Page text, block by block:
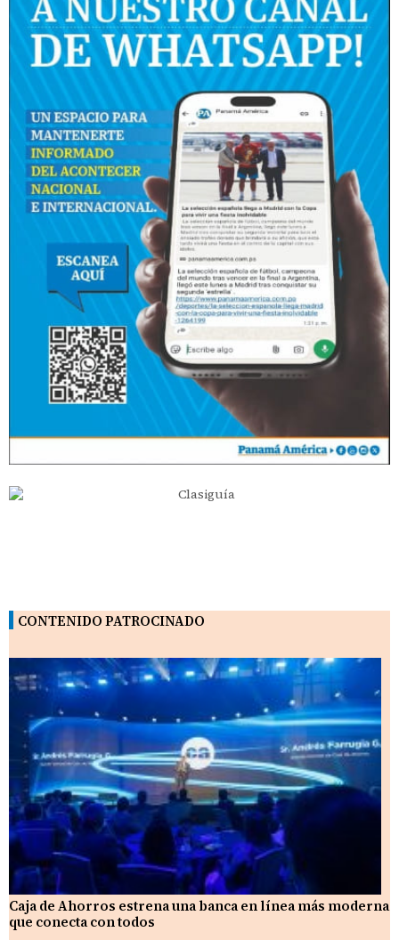
CONTENIDO PATROCINADO
Caja de Ahorros estrena una banca en línea más moderna
que conecta con todos